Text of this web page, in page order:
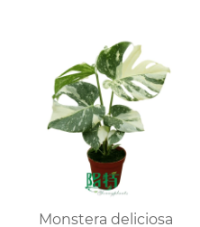
Monstera deliciosa